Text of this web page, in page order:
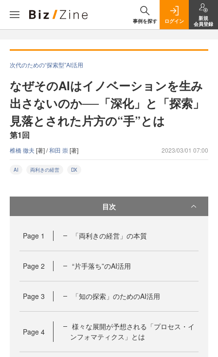
事例を探す ログイン
新規
会員登録
次代のための“探索型”AI活用
なぜそのAIはイノベーションを生み
出さないのか──「深化」と「探索」
見落とされた片方の“手”とは
第1回
椎橋 徹夫 [著] /和田 崇[著] 2023/03/01 07:00
AI 両利きの経営 DX
目次
Page 1 「両利きの経営」の本質
Page 2 “片手落ち”のAI活用
Page 3 「知の探索」のためのAI活用
Page 4
様々な展開が予想される「プロセス・イ
ンフォマティクス」とは